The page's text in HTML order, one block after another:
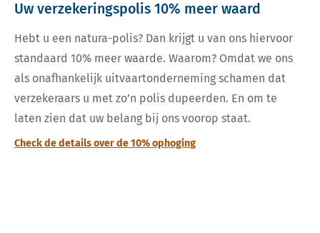
Uw verzekeringspolis 10% meer waard
Hebt u een natura-polis? Dan krijgt u van ons hiervoor
standaard 10% meer waarde. Waarom? Omdat we ons
als onafhankelijk uitvaartonderneming schamen dat
verzekeraars u met zo’n polis dupeerden. En om te
laten zien dat uw belang bij ons voorop staat.
Check de details over de 10% ophoging